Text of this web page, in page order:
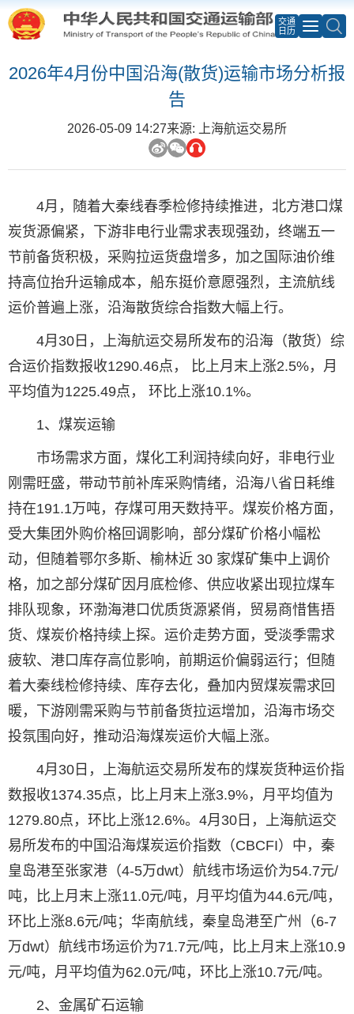
交通
日历
2026年4月份中国沿海(散货)运输市场分析报
告
2026-05-09 14:27来源: 上海航运交易所
4月，随着大秦线春季检修持续推进，北方港口煤
炭货源偏紧，下游非电行业需求表现强劲，终端五一
节前备货积极，采购拉运货盘增多，加之国际油价维
持高位抬升运输成本，船东挺价意愿强烈，主流航线
运价普遍上涨，沿海散货综合指数大幅上行。
4月30日，上海航运交易所发布的沿海（散货）综
合运价指数报收1290.46点， 比上月末上涨2.5%，月
平均值为1225.49点， 环比上涨10.1%。
1、煤炭运输
市场需求方面，煤化工利润持续向好，非电行业
刚需旺盛，带动节前补库采购情绪，沿海八省日耗维
持在191.1万吨，存煤可用天数持平。煤炭价格方面，
受大集团外购价格回调影响，部分煤矿价格小幅松
动，但随着鄂尔多斯、榆林近 30 家煤矿集中上调价
格，加之部分煤矿因月底检修、供应收紧出现拉煤车
排队现象，环渤海港口优质货源紧俏，贸易商惜售捂
货、煤炭价格持续上探。运价走势方面，受淡季需求
疲软、港口库存高位影响，前期运价偏弱运行；但随
着大秦线检修持续、库存去化，叠加内贸煤炭需求回
暖，下游刚需采购与节前备货拉运增加，沿海市场交
投氛围向好，推动沿海煤炭运价大幅上涨。
4月30日，上海航运交易所发布的煤炭货种运价指
数报收1374.35点，比上月末上涨3.9%，月平均值为
1279.80点，环比上涨12.6%。4月30日，上海航运交
易所发布的中国沿海煤炭运价指数（CBCFI）中，秦
皇岛港至张家港（4-5万dwt）航线市场运价为54.7元/
吨，比上月末上涨11.0元/吨，月平均值为44.6元/吨，
环比上涨8.6元/吨；华南航线，秦皇岛港至广州（6-7
万dwt）航线市场运价为71.7元/吨，比上月末上涨10.9
元/吨，月平均值为62.0元/吨，环比上涨10.7元/吨。
2、金属矿石运输